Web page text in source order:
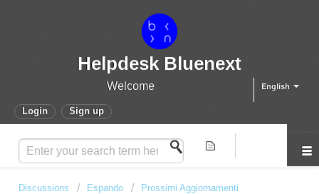
Helpdesk Bluenext
English
Welcome
Login Sign up
Discussions Espando Prossimi Aggiornamenti